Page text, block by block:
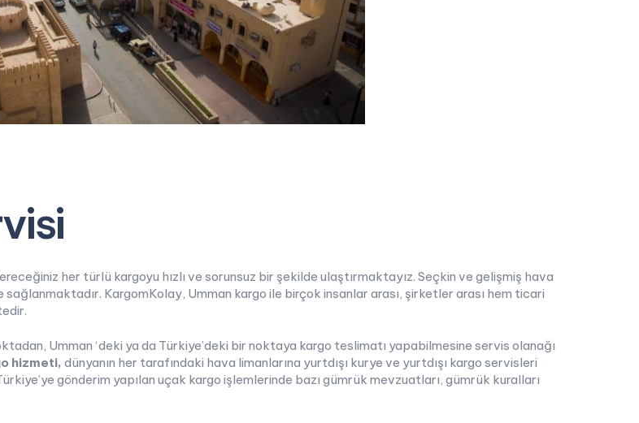
her türlü kargoyu hızlı ve sorunsuz bir şekilde ulaştırmaktayız. Seçkin ve gelişmiş hava
KargomKolay, Umman kargo ile birçok insanlar arası, şirketler arası hem ticari
Umman ‘deki ya da Türkiye’deki bir noktaya kargo teslimatı yapabilmesine servis olanağı
hizmeti, dünyanın her tarafındaki hava limanlarına yurtdışı kurye ve yurtdışı kargo servisleri
gönderim yapılan uçak kargo işlemlerinde bazı gümrük mevzuatları, gümrük kuralları